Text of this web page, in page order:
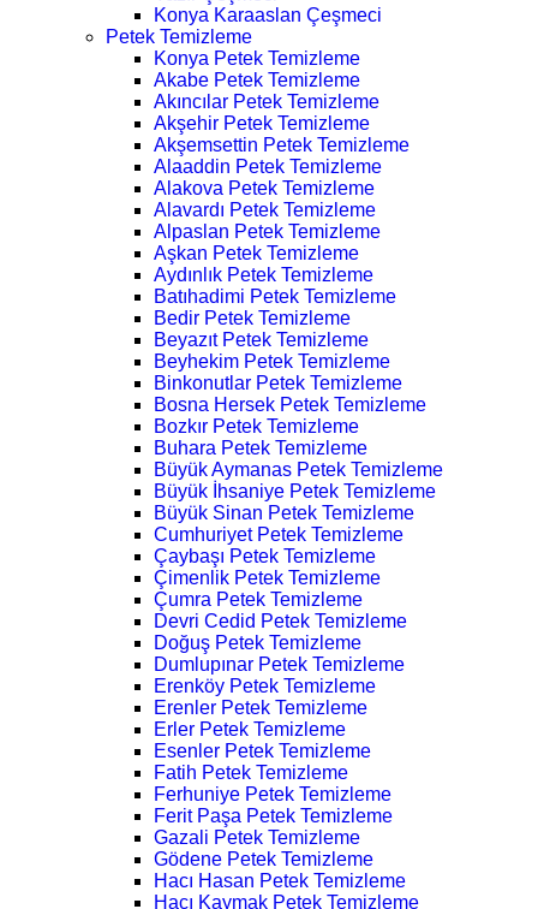
Konya Karaaslan Çeşmeci
Petek Temizleme
Konya Petek Temizleme
Akabe Petek Temizleme
Akıncılar Petek Temizleme
Akşehir Petek Temizleme
Akşemsettin Petek Temizleme
Alaaddin Petek Temizleme
Alakova Petek Temizleme
Alavardı Petek Temizleme
Alpaslan Petek Temizleme
Aşkan Petek Temizleme
Aydınlık Petek Temizleme
Batıhadimi Petek Temizleme
Bedir Petek Temizleme
Beyazıt Petek Temizleme
Beyhekim Petek Temizleme
Binkonutlar Petek Temizleme
Bosna Hersek Petek Temizleme
Bozkır Petek Temizleme
Buhara Petek Temizleme
Büyük Aymanas Petek Temizleme
Büyük İhsaniye Petek Temizleme
Büyük Sinan Petek Temizleme
Cumhuriyet Petek Temizleme
Çaybaşı Petek Temizleme
Çimenlik Petek Temizleme
Çumra Petek Temizleme
Devri Cedid Petek Temizleme
Doğuş Petek Temizleme
Dumlupınar Petek Temizleme
Erenköy Petek Temizleme
Erenler Petek Temizleme
Erler Petek Temizleme
Esenler Petek Temizleme
Fatih Petek Temizleme
Ferhuniye Petek Temizleme
Ferit Paşa Petek Temizleme
Gazali Petek Temizleme
Gödene Petek Temizleme
Hacı Hasan Petek Temizleme
Hacı Kaymak Petek Temizleme